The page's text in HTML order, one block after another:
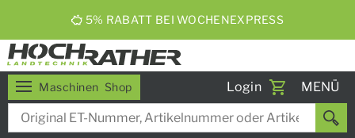
5% RABATT BEI WOCHENEXPRESS
Maschinen Shop Login
Toggle
MENÜ